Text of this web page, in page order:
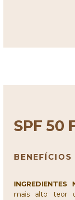
SPF 50
BENEFÍCIOS
INGREDIENTES
mais alto teor